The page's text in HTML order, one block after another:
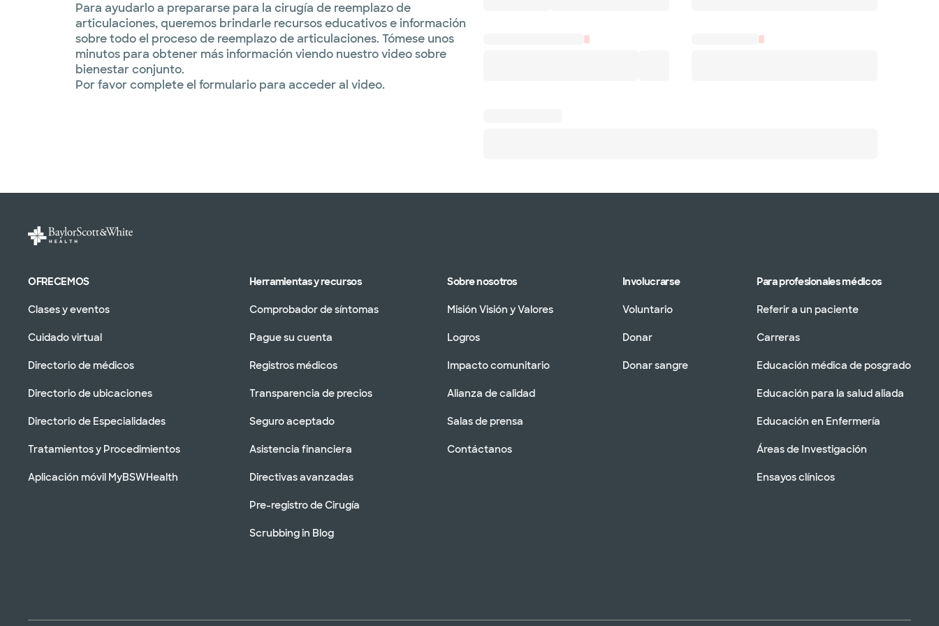
Para ayudarlo a prepararse para la cirugía de reemplazo de
articulaciones, queremos brindarle recursos educativos e información
sobre todo el proceso de reemplazo de articulaciones. Tómese unos
minutos para obtener más información viendo nuestro video sobre
bienestar conjunto.
Por favor complete el formulario para acceder al video.
OFRECEMOS
Clases y eventos
Cuidado virtual
Directorio de médicos
Directorio de ubicaciones
Directorio de Especialidades
Tratamientos y Procedimientos
Aplicación móvil MyBSWHealth
Herramientas y recursos
Comprobador de síntomas
Pague su cuenta
Registros médicos
Transparencia de precios
Seguro aceptado
Asistencia financiera
Directivas avanzadas
Pre-registro de Cirugía
Scrubbing in Blog
Sobre nosotros
Misión Visión y Valores
Logros
Impacto comunitario
Alianza de calidad
Salas de prensa
Contáctanos
Involucrarse
Voluntario
Donar
Donar sangre
Para profesionales médicos
Referir a un paciente
Carreras
Educación médica de posgrado
Educación para la salud aliada
Educación en Enfermería
Áreas de Investigación
Ensayos clínicos